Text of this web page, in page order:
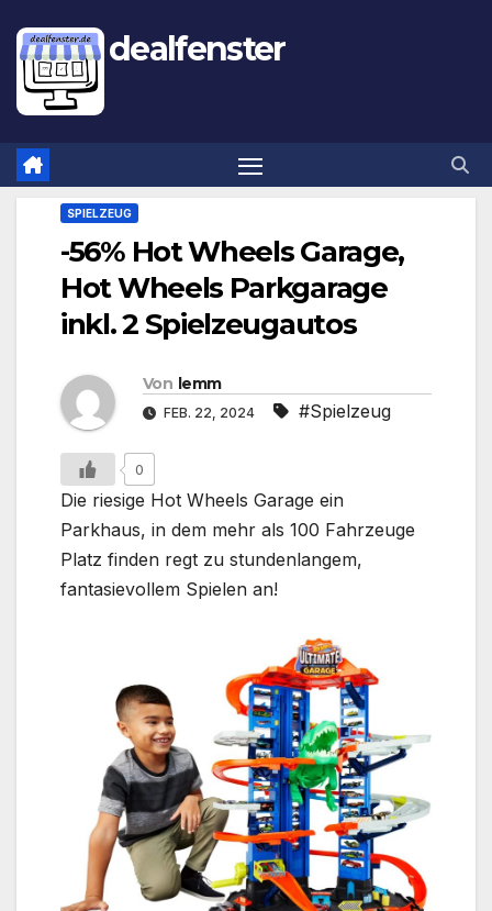
dealfenster
SPIELZEUG
-56% Hot Wheels Garage,
Hot Wheels Parkgarage
inkl. 2 Spielzeugautos
Von lemm
FEB. 22, 2024 #Spielzeug
0
Die riesige Hot Wheels Garage ein
Parkhaus, in dem mehr als 100 Fahrzeuge
Platz finden regt zu stundenlangem,
fantasievollem Spielen an!